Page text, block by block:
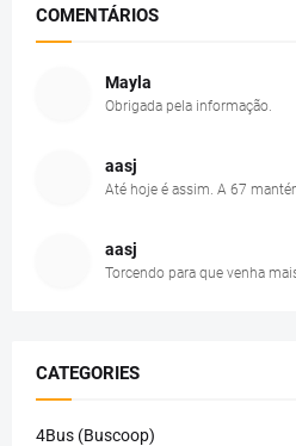
COMENTÁRIOS
Mayla
Obrigada pela informação.
aasj
Até hoje é assim. A 67
aasj
Torcendo para que venha
CATEGORIES
4Bus (Buscoop)